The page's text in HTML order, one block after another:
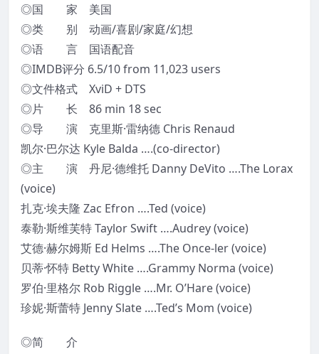
◎国 家 美国
◎类 别 动画/喜剧/家庭/幻想
◎语 言 国语配音
◎IMDB评分 6.5/10 from 11,023 users
◎文件格式 XviD + DTS
◎片 长 86 min 18 sec
◎导 演 克里斯·雷纳德 Chris Renaud
凯尔·巴尔达 Kyle Balda ….(co-director)
◎主 演 丹尼·德维托 Danny DeVito ….The Lorax
(voice)
扎克·埃夫隆 Zac Efron ….Ted (voice)
泰勒·斯维芙特 Taylor Swift ….Audrey (voice)
艾德·赫尔姆斯 Ed Helms ….The Once-ler (voice)
贝蒂·怀特 Betty White ….Grammy Norma (voice)
罗伯·里格尔 Rob Riggle ….Mr. O’Hare (voice)
珍妮·斯蕾特 Jenny Slate ….Ted’s Mom (voice)
◎简 介